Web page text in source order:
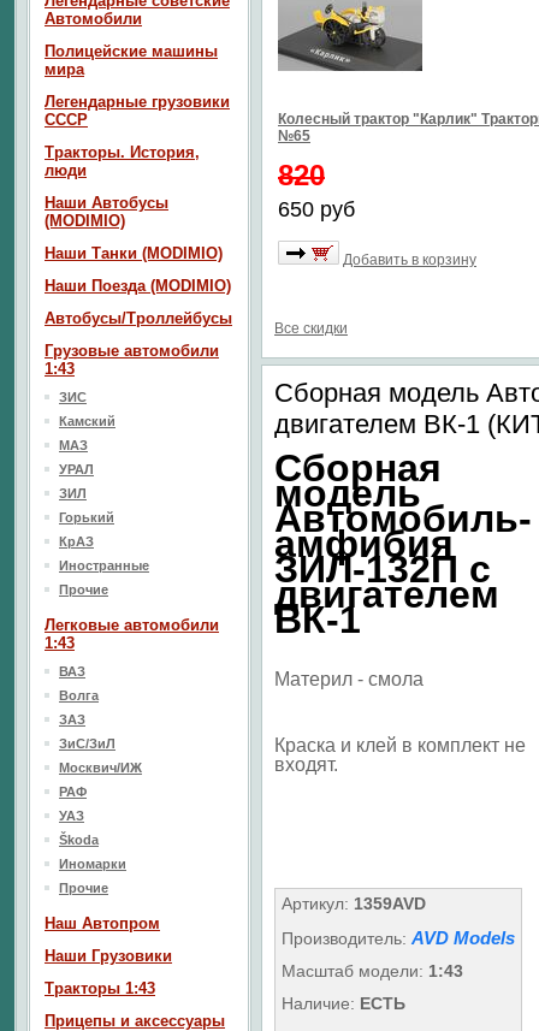
Колесный трактор "Карлик"
№65
820
650 руб
Добавить в корзину
Все скидки
Сборная модель
двигателем ВК-1
Сборная
модель
Автомобиль-
амфибия
ЗИЛ-132П с
двигателем
ВК-1
Материл - смола
Краска и клей в комплект не
входят.
Артикул: 1359AVD
Производитель: AVD Models
Масштаб модели: 1:43
Наличие: ЕСТЬ
Автомобили
Полицейские машины
мира
Легендарные грузовики
СССР
Тракторы. История,
люди
Наши Автобусы
(MODIMIO)
Наши Танки (MODIMIO)
Наши Поезда (MODIMIO)
Автобусы/Троллейбусы
Грузовые автомобили
1:43
ЗИС
Камский
МАЗ
УРАЛ
ЗИЛ
Горький
КрАЗ
Иностранные
Прочие
Легковые автомобили
1:43
ВАЗ
Волга
ЗАЗ
ЗиС/ЗиЛ
Москвич/ИЖ
РАФ
УАЗ
Škoda
Иномарки
Прочие
Наш Aвтопром
Наши Грузовики
Тракторы 1:43
Прицепы и аксессуары